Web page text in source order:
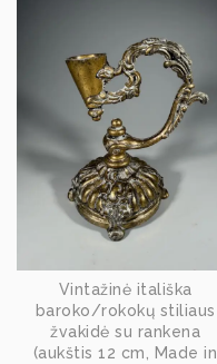
Vintažinė itališka
baroko/rokokų stiliaus
žvakidė su rankena
(aukštis 12 cm, Made in